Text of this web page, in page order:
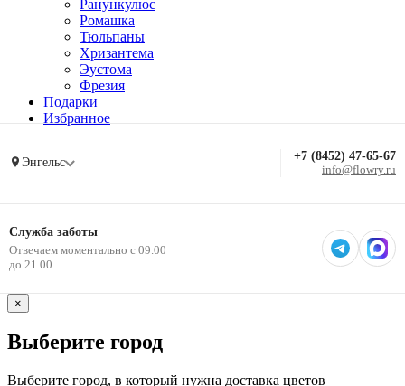
Ранункулюс
Ромашка
Тюльпаны
Хризантема
Эустома
Фрезия
Подарки
Избранное
Энгельс +7 (8452) 47-65-67
info@flowry.ru
Служба заботы
Отвечаем моментально с 09.00
до 21.00
×
Выберите город
Выберите город, в который нужна доставка цветов